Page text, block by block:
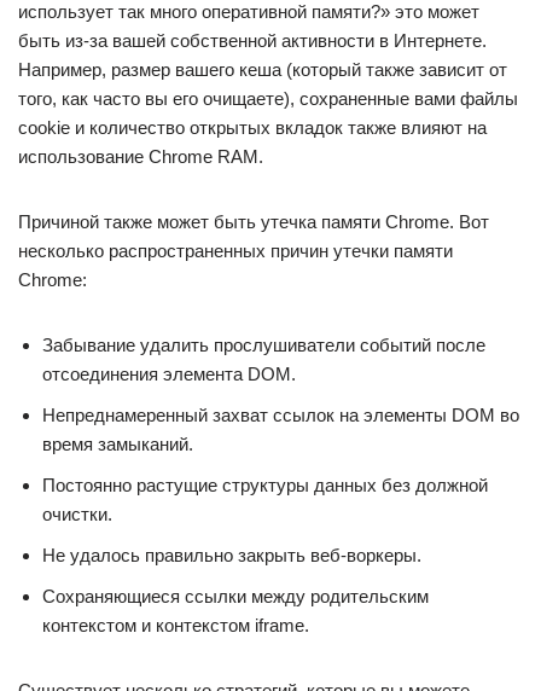
использует так много оперативной памяти?» это может
быть из-за вашей собственной активности в Интернете.
Например, размер вашего кеша (который также зависит от
того, как часто вы его очищаете), сохраненные вами файлы
cookie и количество открытых вкладок также влияют на
использование Chrome RAM.
Причиной также может быть утечка памяти Chrome. Вот
несколько распространенных причин утечки памяти
Chrome:
Забывание удалить прослушиватели событий после
отсоединения элемента DOM.
Непреднамеренный захват ссылок на элементы DOM во
время замыканий.
Постоянно растущие структуры данных без должной
очистки.
Не удалось правильно закрыть веб-воркеры.
Сохраняющиеся ссылки между родительским
контекстом и контекстом iframe.